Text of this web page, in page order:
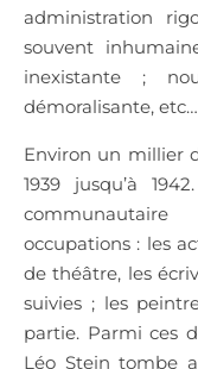
administration
souvent
inexistante ;
démoralisante, etc…
Environ un millier
1939 jusqu’à
occupations : les
de théâtre, les
suivies ; les
partie. Parmi ces
Léo Stein tombe